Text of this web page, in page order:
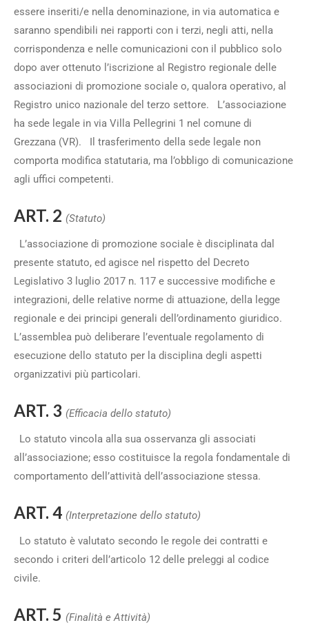
essere inseriti/e nella denominazione, in via automatica e
saranno spendibili nei rapporti con i terzi, negli atti, nella
corrispondenza e nelle comunicazioni con il pubblico solo
dopo aver ottenuto l’iscrizione al Registro regionale delle
associazioni di promozione sociale o, qualora operativo, al
Registro unico nazionale del terzo settore. L’associazione
ha sede legale in via Villa Pellegrini 1 nel comune di
Grezzana (VR). Il trasferimento della sede legale non
comporta modifica statutaria, ma l’obbligo di comunicazione
agli uffici competenti.
ART. 2 (Statuto)
L’associazione di promozione sociale è disciplinata dal
presente statuto, ed agisce nel rispetto del Decreto
Legislativo 3 luglio 2017 n. 117 e successive modifiche e
integrazioni, delle relative norme di attuazione, della legge
regionale e dei principi generali dell’ordinamento giuridico.
L’assemblea può deliberare l’eventuale regolamento di
esecuzione dello statuto per la disciplina degli aspetti
organizzativi più particolari.
ART. 3 (Efficacia dello statuto)
Lo statuto vincola alla sua osservanza gli associati
all’associazione; esso costituisce la regola fondamentale di
comportamento dell’attività dell’associazione stessa.
ART. 4 (Interpretazione dello statuto)
Lo statuto è valutato secondo le regole dei contratti e
secondo i criteri dell’articolo 12 delle preleggi al codice
civile.
ART. 5 (Finalità e Attività)